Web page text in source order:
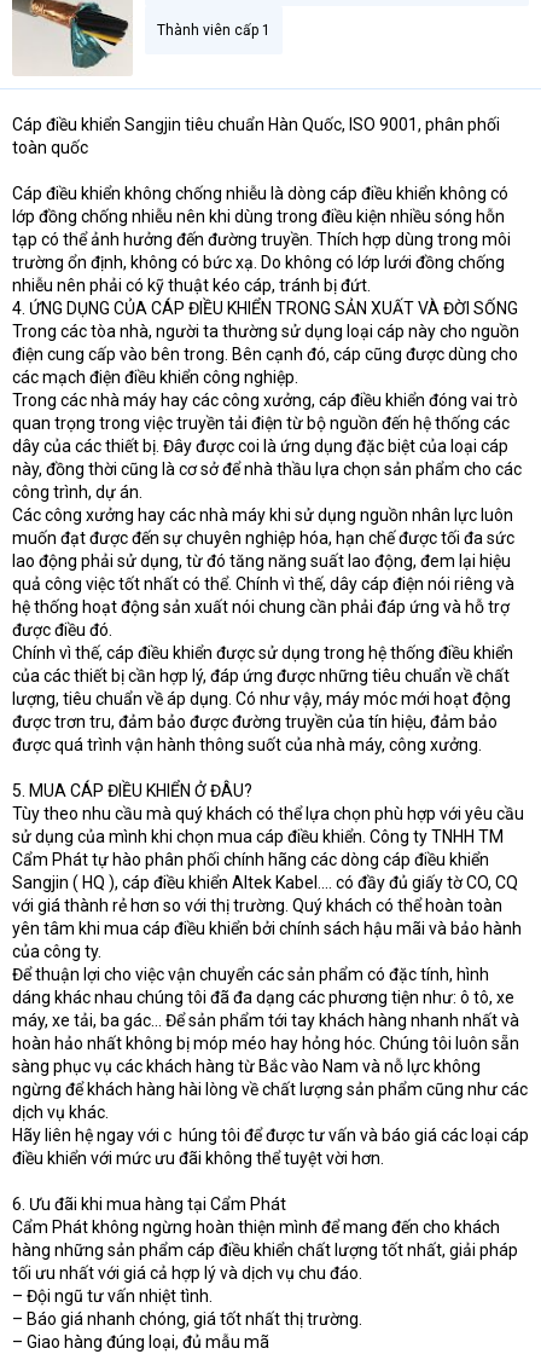
Thành viên cấp 1
Cáp điều khiển Sangjin tiêu chuẩn Hàn Quốc, ISO 9001, phân phối
toàn quốc
Cáp điều khiển không chống nhiễu là dòng cáp điều khiển không có
lớp đồng chống nhiễu nên khi dùng trong điều kiện nhiều sóng hỗn
tạp có thể ảnh hưởng đến đường truyền. Thích hợp dùng trong môi
trường ổn định, không có bức xạ. Do không có lớp lưới đồng chống
nhiễu nên phải có kỹ thuật kéo cáp, tránh bị đứt.
4. ỨNG DỤNG CỦA CÁP ĐIỀU KHIỂN TRONG SẢN XUẤT VÀ ĐỜI SỐNG
Trong các tòa nhà, người ta thường sử dụng loại cáp này cho nguồn
điện cung cấp vào bên trong. Bên cạnh đó, cáp cũng được dùng cho
các mạch điện điều khiển công nghiệp.
Trong các nhà máy hay các công xưởng, cáp điều khiển đóng vai trò
quan trọng trong việc truyền tải điện từ bộ nguồn đến hệ thống các
dây của các thiết bị. Đây được coi là ứng dụng đặc biệt của loại cáp
này, đồng thời cũng là cơ sở để nhà thầu lựa chọn sản phẩm cho các
công trình, dự án.
Các công xưởng hay các nhà máy khi sử dụng nguồn nhân lực luôn
muốn đạt được đến sự chuyên nghiệp hóa, hạn chế được tối đa sức
lao động phải sử dụng, từ đó tăng năng suất lao động, đem lại hiệu
quả công việc tốt nhất có thể. Chính vì thế, dây cáp điện nói riêng và
hệ thống hoạt động sản xuất nói chung cần phải đáp ứng và hỗ trợ
được điều đó.
Chính vì thế, cáp điều khiển được sử dụng trong hệ thống điều khiển
của các thiết bị cần hợp lý, đáp ứng được những tiêu chuẩn về chất
lượng, tiêu chuẩn về áp dụng. Có như vậy, máy móc mới hoạt động
được trơn tru, đảm bảo được đường truyền của tín hiệu, đảm bảo
được quá trình vận hành thông suốt của nhà máy, công xưởng.
5. MUA CÁP ĐIỀU KHIỂN Ở ĐÂU?
Tùy theo nhu cầu mà quý khách có thể lựa chọn phù hợp với yêu cầu
sử dụng của mình khi chọn mua cáp điều khiển. Công ty TNHH TM
Cẩm Phát tự hào phân phối chính hãng các dòng cáp điều khiển
Sangjin ( HQ ), cáp điều khiển Altek Kabel…. có đầy đủ giấy tờ CO, CQ
với giá thành rẻ hơn so với thị trường. Quý khách có thể hoàn toàn
yên tâm khi mua cáp điều khiển bởi chính sách hậu mãi và bảo hành
của công ty.
Để thuận lợi cho việc vận chuyển các sản phẩm có đặc tính, hình
dáng khác nhau chúng tôi đã đa dạng các phương tiện như: ô tô, xe
máy, xe tải, ba gác… Để sản phẩm tới tay khách hàng nhanh nhất và
hoàn hảo nhất không bị móp méo hay hỏng hóc. Chúng tôi luôn sẵn
sàng phục vụ các khách hàng từ Bắc vào Nam và nỗ lực không
ngừng để khách hàng hài lòng về chất lượng sản phẩm cũng như các
dịch vụ khác.
Hãy liên hệ ngay với c húng tôi để được tư vấn và báo giá các loại cáp
điều khiển với mức ưu đãi không thể tuyệt vời hơn.
6. Ưu đãi khi mua hàng tại Cẩm Phát
Cẩm Phát không ngừng hoàn thiện mình để mang đến cho khách
hàng những sản phẩm cáp điều khiển chất lượng tốt nhất, giải pháp
tối ưu nhất với giá cả hợp lý và dịch vụ chu đáo.
– Đội ngũ tư vấn nhiệt tình.
– Báo giá nhanh chóng, giá tốt nhất thị trường.
– Giao hàng đúng loại, đủ mẫu mã